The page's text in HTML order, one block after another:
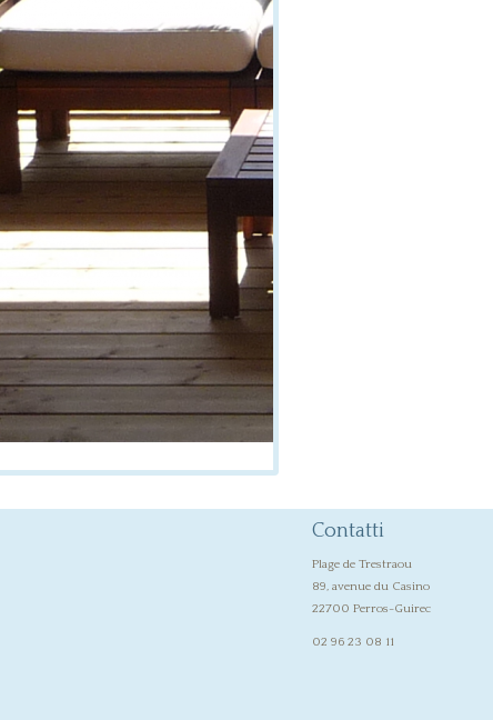
Contatti
Plage de Trestraou
89, avenue du Casino
22700 Perros-Guirec
02 96 23 08 11